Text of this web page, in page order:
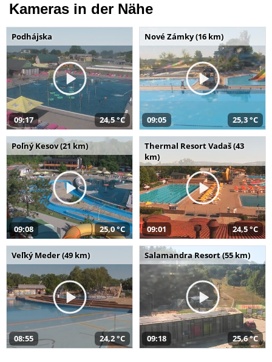
Kameras in der Nähe
Podhájska
09:17 24,5 °C
Nové Zámky (16 km)
09:05 25,3 °C
Poľný Kesov (21 km)
09:08 25,0 °C
Thermal Resort Vadaš (43
km)
09:01 24,5 °C
Veľký Meder (49 km)
08:55 24,2 °C
Salamandra Resort (55 km)
09:18 25,6 °C